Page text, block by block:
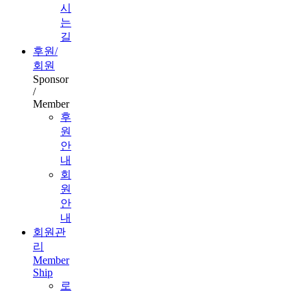
시
는
길
후원/
회원
Sponsor
/
Member
후
원
안
내
회
원
안
내
회원관
리
Member
Ship
로